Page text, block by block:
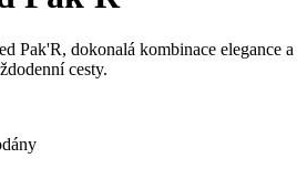
Pak'R, dokonalá kombinace elegance a
cesty.